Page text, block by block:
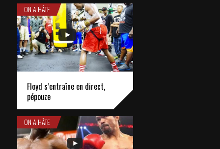
ON A HÂTE
Floyd s’entraîne en direct,
pépouze
ON A HÂTE